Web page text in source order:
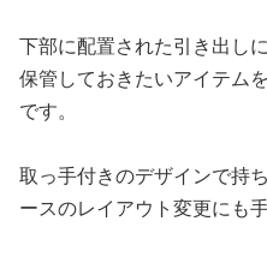
下部に配置された引き出し
保管しておきたいアイテム
です。
取っ手付きのデザインで持
ースのレイアウト変更にも